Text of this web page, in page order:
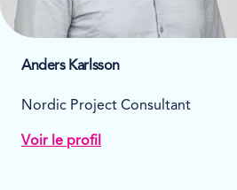
Anders Karlsson
Nordic Project Consultant
Voir le profil